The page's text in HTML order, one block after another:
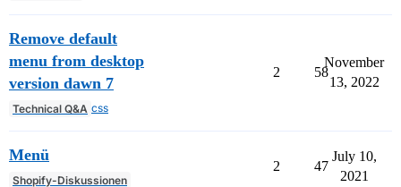
Remove default
menu from desktop
version dawn 7
Technical Q&A css
2 58
November
13, 2022
Menü
Shopify-Diskussionen
2 47
July 10,
2021